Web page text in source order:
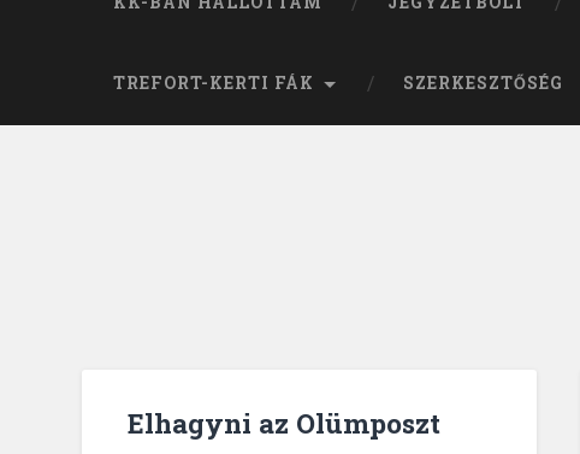
TREFORT-KERTI FÁK SZERKESZTŐSÉG
Elhagyni az Olümposzt